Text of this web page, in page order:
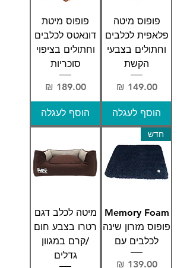
פופוס מיטה
פלאפית לכלבים
וחתולים בצבעי
הקשת
מחיר‏149.00 ‏₪
הוסף לעגלה
פופוס מיטת
דונאטס לכלבים
וחתולים בציפוי
סוכריות
מחיר‏189.00 ‏₪
הוסף לעגלה
חדש
Memory Foam
פופוס מזרון שינה
לכלבים עם
מחיר‏139.00 ‏₪
מיטה לכלב דגם
רטרו בצבע חום
/קרם במגוון
גדלים